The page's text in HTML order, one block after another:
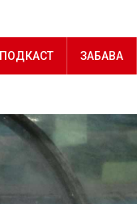
ПОДКАСТ ЗАБАВА